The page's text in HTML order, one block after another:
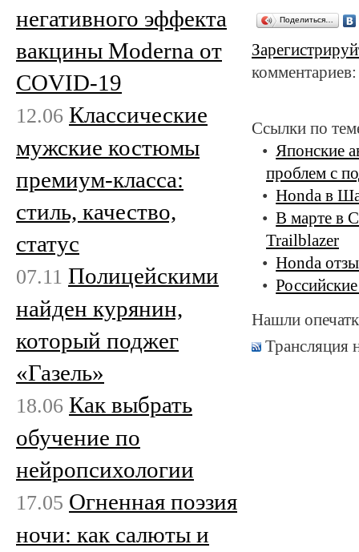
Поделиться…
Ссылки по
Японские
проблем с
Honda в
В марте в
Trailblazer
Honda
Нашли
Трансляция
негативного эффекта
вакцины Moderna от
COVID-19
12.06 Классические
мужские костюмы
премиум-класса:
стиль, качество,
статус
07.11 Полицейскими
найден курянин,
который поджег
«Газель»
18.06 Как выбрать
обучение по
нейропсихологии
17.05 Огненная поэзия
ночи: как салюты и